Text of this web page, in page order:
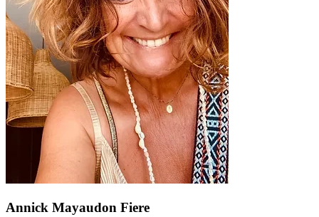
Annick Mayaudon Fiere